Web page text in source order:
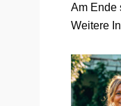
Am Ende
Weitere